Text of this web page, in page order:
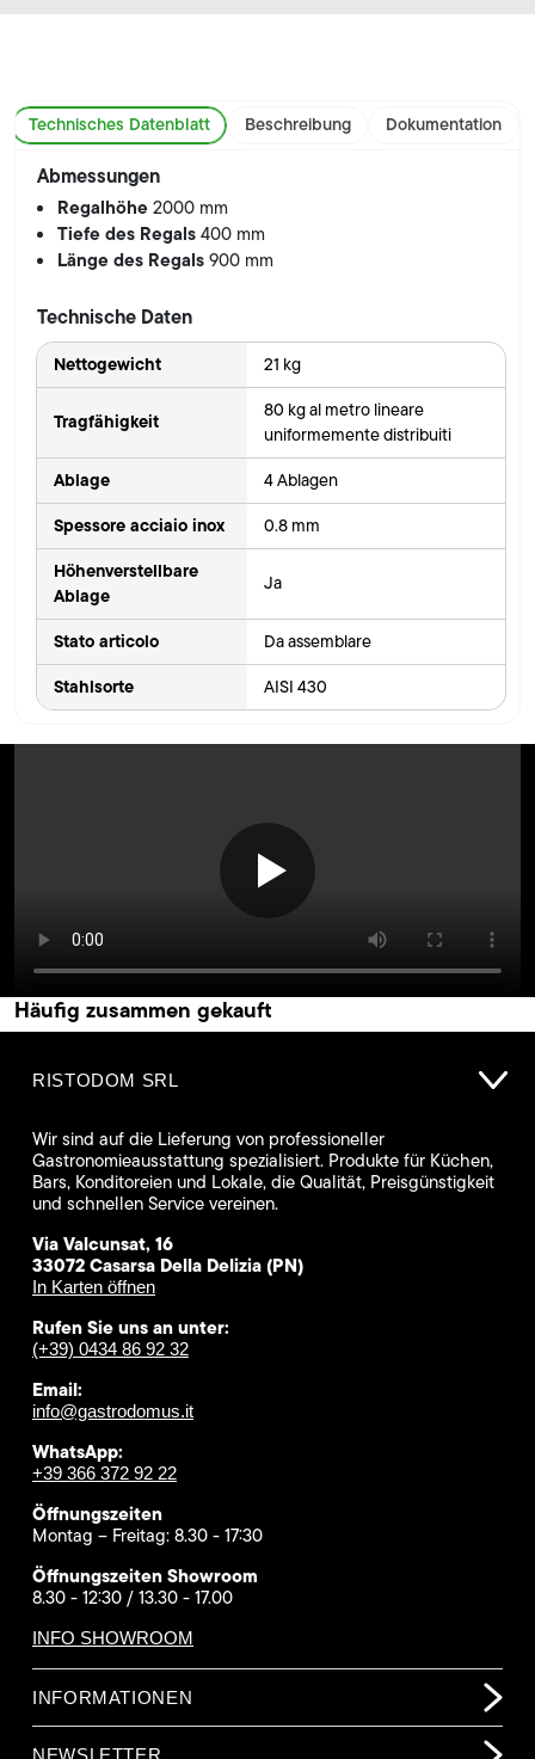
Technisches Datenblatt Beschreibung Dokumentation
Abmessungen
Regalhöhe2000 mm
Tiefe des Regals400 mm
Länge des Regals900 mm
Technische Daten
Nettogewicht 21 kg
Tragfähigkeit
80 kg al metro lineare
uniformemente distribuiti
Ablage 4 Ablagen
Spessore acciaio inox 0.8 mm
Höhenverstellbare
Ablage
Ja
Stato articolo Da assemblare
Stahlsorte AISI 430
Häufig zusammen gekauft
RISTODOM SRL
Wir sind auf die Lieferung von professioneller
Gastronomieausstattung spezialisiert. Produkte für Küchen,
Bars, Konditoreien und Lokale, die Qualität, Preisgünstigkeit
und schnellen Service vereinen.
Via Valcunsat, 16
33072 Casarsa Della Delizia (PN)
In Karten öffnen
Rufen Sie uns an unter:
(+39) 0434 86 92 32
Email:
info@gastrodomus.it
WhatsApp:
+39 366 372 92 22
Öffnungszeiten
Montag – Freitag: 8.30 - 17:30
Öffnungszeiten Showroom
8.30 - 12:30 / 13.30 - 17.00
INFO SHOWROOM
INFORMATIONEN
NEWSLETTER